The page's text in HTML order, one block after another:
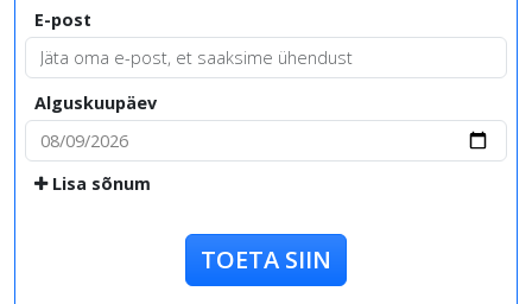
E-post
Alguskuupäev
Lisa sõnum
TOETA SIIN